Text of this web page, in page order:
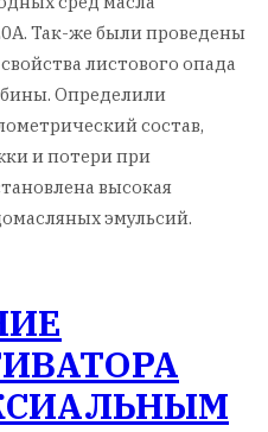
Так-же были проведены
листового опада
Определили
состав,
и потери при
высокая
эмульсий.